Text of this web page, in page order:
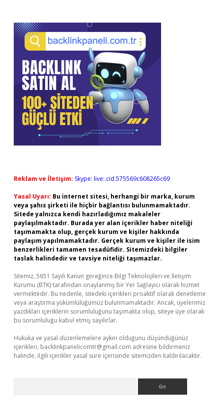
Reklam ve İletişim: Skype: live:.cid.575569c608265c69
Yasal Uyarı: Bu internet sitesi, herhangi bir marka, kurum
veya şahıs şirketi ile hiçbir bağlantısı bulunmamaktadır.
Sitede yalnızca kendi hazırladığımız makaleler
paylaşılmaktadır. Burada yer alan içerikler haber niteliği
taşımamakta olup, gerçek kurum ve kişiler hakkında
paylaşım yapılmamaktadır. Gerçek kurum ve kişiler ile isim
benzerlikleri tamamen tesadüfidir. Sitemizdeki bilgiler
taslak halindedir ve tavsiye niteliği taşımazlar.
Sitemiz, 5651 Sayılı Kanun gereğince Bilgi Teknolojileri ve İletişim
Kurumu (BTK) tarafından onaylanmış bir Yer Sağlayıcı olarak hizmet
vermektedir. Bu nedenle, sitedeki içerikleri proaktif olarak denetleme
veya araştırma yükümlülüğümüz bulunmamaktadır. Ancak, üyelerimiz
yazdıkları içeriklerin sorumluluğunu taşımakta olup, siteye üye olarak
bu sorumluluğu kabul etmiş sayılırlar.
Hukuka ve yasal düzenlemelere aykırı olduğunu düşündüğünüz
içerikleri, backlinkpanelicomtr@gmail.com adresine bildirmeniz
halinde, ilgili içerikler yasal süre içerisinde sitemizden kaldırılacaktır.